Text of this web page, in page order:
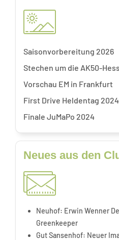
Saisonvorbereitung 2026
Stechen um die AK50-
Vorschau EM in Frankfurt
First Drive Heldentag 2024
Finale JuMaPo 2024
Neues aus den
Neuhof: Erwin Wenner
Greenkeeper
Gut Sansenhof: Neuer